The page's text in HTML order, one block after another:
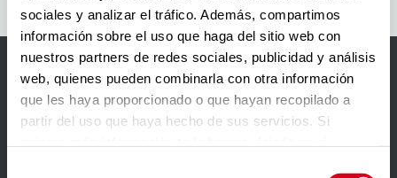
sociales y analizar el tráfico. Además, compartimos
información sobre el uso que haga del sitio web con
nuestros partners de redes sociales, publicidad y análisis
web, quienes pueden combinarla con otra información
que les haya proporcionado o que hayan recopilado a
partir del uso que haya hecho de sus servicios. Si
Aviso Legal